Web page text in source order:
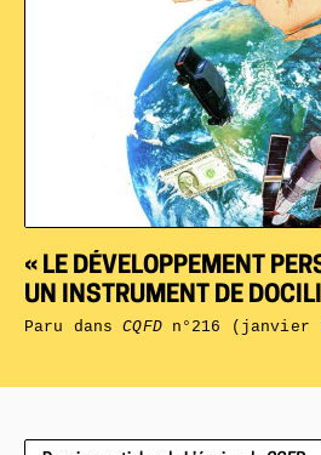
« LE DÉVELOPPEMENT
UN INSTRUMENT DE
Paru dansCQFDn°216 (janvier